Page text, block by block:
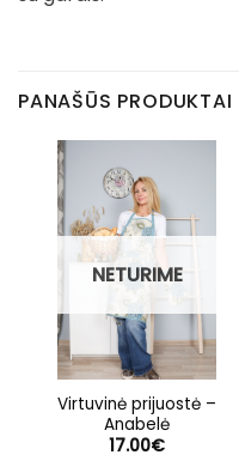
PANAŠŪS PRODUKTAI
NETURIME
Virtuvinė prijuostė –
Anabelė
17.00€